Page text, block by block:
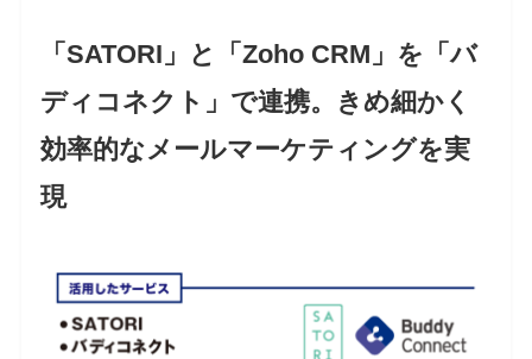
「SATORI」と「Zoho CRM」を「バ
ディコネクト」で連携。きめ細かく
効率的なメールマーケティングを実
現